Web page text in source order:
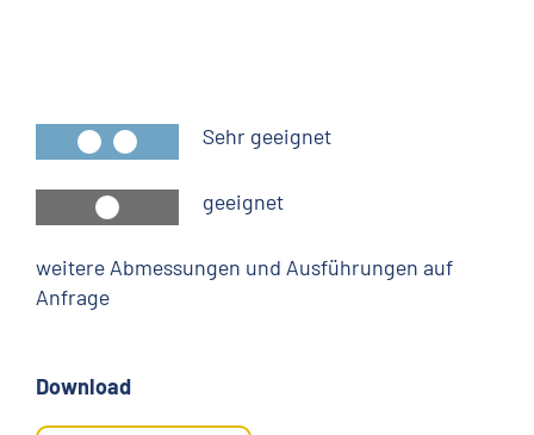
Sehr geeignet
geeignet
weitere Abmessungen und Ausführungen auf
Anfrage
Download